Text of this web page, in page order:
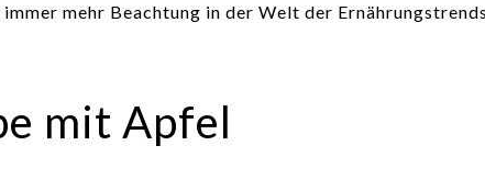
mehr Beachtung in der Welt der
mit Apfel